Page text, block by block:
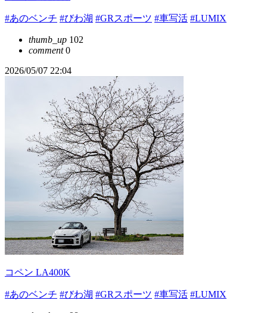
#あのベンチ #びわ湖 #GRスポーツ #車写活 #LUMIX
thumb_up 102
comment0
2026/05/07 22:04
コペン LA400K
#あのベンチ #びわ湖 #GRスポーツ #車写活 #LUMIX